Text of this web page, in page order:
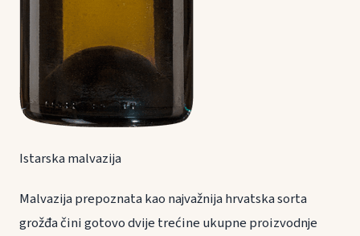
Istarska malvazija
Malvazija prepoznata kao najvažnija hrvatska sorta
grožđa čini gotovo dvije trećine ukupne proizvodnje